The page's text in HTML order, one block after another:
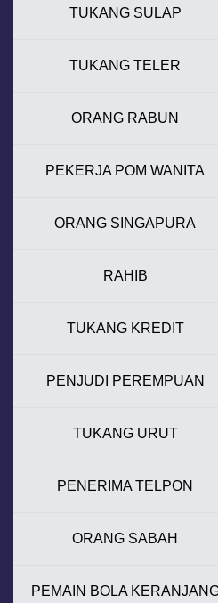
TUKANG SULAP
TUKANG TELER
ORANG RABUN
PEKERJA POM WANITA
ORANG SINGAPURA
RAHIB
TUKANG KREDIT
PENJUDI PEREMPUAN
TUKANG URUT
PENERIMA TELPON
ORANG SABAH
PEMAIN BOLA